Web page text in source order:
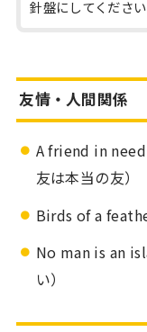
針盤にしてください
友情・人間関係
A friend in
友は本当の友）
Birds of a
No man is an
い）